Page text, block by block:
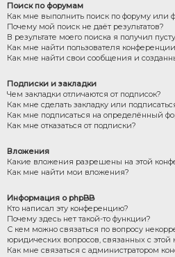
Поиск по форумам
Как мне выполнить поиск по форуму или
Почему мой поиск не даёт результатов?
В результате моего поиска я получил
Как мне найти пользователя
Как мне найти свои сообщения и
Подписки и закладки
Чем закладки отличаются от подписок?
Как мне сделать закладку или
Как мне подписаться на определённый
Как мне отказаться от подписки?
Вложения
Какие вложения разрешены на этой
Как мне найти мои вложения?
Информация о phpBB
Кто написал эту конференцию?
Почему здесь нет такой-то функции?
С кем можно связаться по вопросу
юридических вопросов, связанных с этой
Как мне связаться с администратором